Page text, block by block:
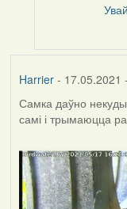
Harrier- 17.05.2021
Самка даўно
самі і трымаюцца